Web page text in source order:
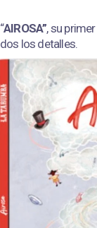
AIROSA”, su
los detalles.